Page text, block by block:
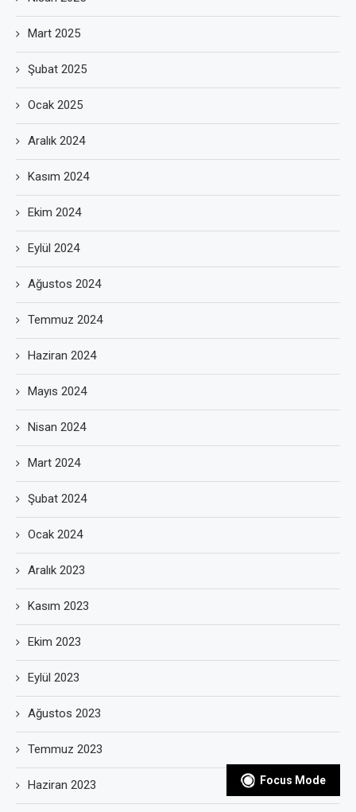
Mart 2025
Şubat 2025
Ocak 2025
Aralık 2024
Kasım 2024
Ekim 2024
Eylül 2024
Ağustos 2024
Temmuz 2024
Haziran 2024
Mayıs 2024
Nisan 2024
Mart 2024
Şubat 2024
Ocak 2024
Aralık 2023
Kasım 2023
Ekim 2023
Eylül 2023
Ağustos 2023
Temmuz 2023
Haziran 2023 Focus Mode